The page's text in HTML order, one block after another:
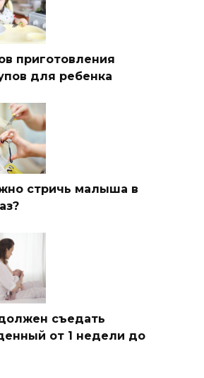
приготовления
для ребенка
стричь малыша в
съедать
от 1 недели до